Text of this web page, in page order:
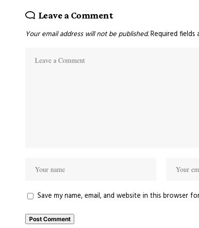
Leave a Comment
Your email address will not be published.Required fields
Save my name, email, and website in this browser